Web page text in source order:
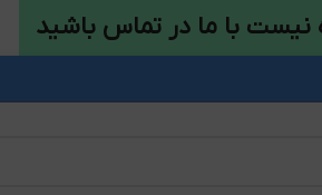
با ما در تماس باشید